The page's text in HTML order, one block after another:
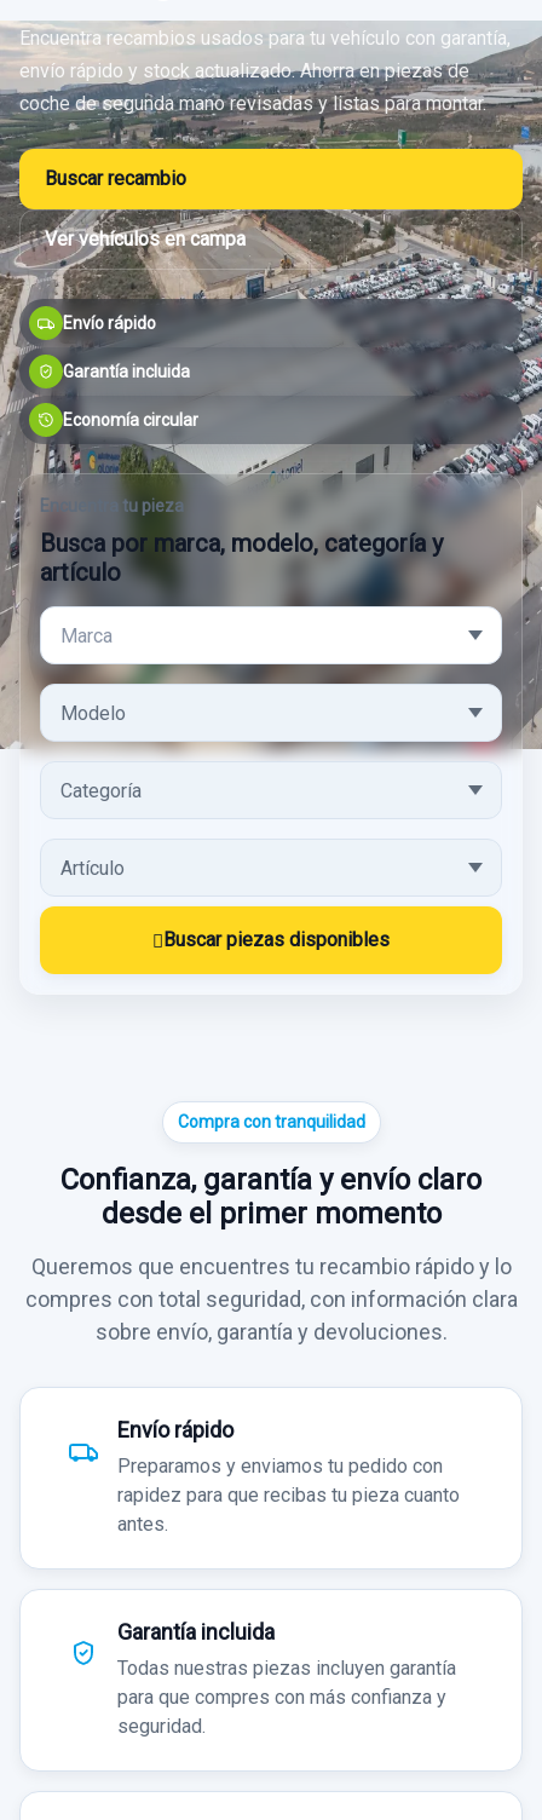
Encuentra recambios usados para tu vehículo con garantía,
envío rápido y stock actualizado. Ahorra en piezas de
coche de segunda mano revisadas y listas para montar.
Buscar recambio
Ver vehículos en campa
Envío rápido
Garantía incluida
Economía circular
Encuentra tu pieza
Busca por marca, modelo, categoría y
artículo
Marca
Modelo
Categoría
Artículo
Buscar piezas disponibles
Compra con tranquilidad
Confianza, garantía y envío claro
desde el primer momento
Queremos que encuentres tu recambio rápido y lo
compres con total seguridad, con información clara
sobre envío, garantía y devoluciones.
Envío rápido
Preparamos y enviamos tu pedido con
rapidez para que recibas tu pieza cuanto
antes.
Garantía incluida
Todas nuestras piezas incluyen garantía
para que compres con más confianza y
seguridad.